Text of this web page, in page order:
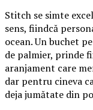
Stitch se simte
sens, fiindcă
ocean. Un buchet
de palmier, prinde
aranjament care
dar pentru cineva
deja jumătate din